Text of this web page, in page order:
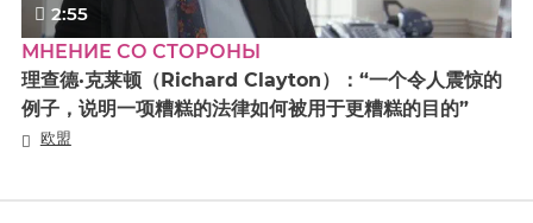
2:55
МНЕНИЕ СО СТОРОНЫ
理查德·克莱顿（Richard Clayton）：“一个令人震惊的
例子，说明一项糟糕的法律如何被用于更糟糕的目的”
欧盟